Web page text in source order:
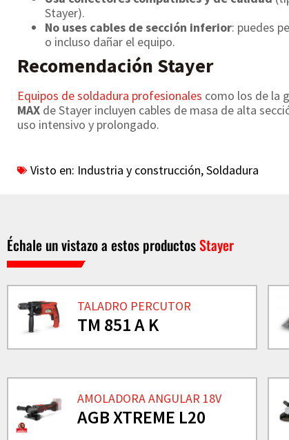
Stayer).
No uses cables de sección inferior: puedes
o incluso dañar el equipo.
Recomendación Stayer
Equipos de soldadura profesionales como los de la
MAX de Stayer incluyen cables de masa de alta
uso intensivo y prolongado.
Visto en: Industria y construcción,Soldadura
Échale un vistazo a estos productosStayer
TALADRO PERCUTOR
TM 851 A K
AMOLADORA ANGULAR 18V
AGB XTREME L20